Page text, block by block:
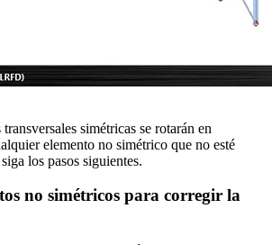
simétricas se rotarán en
elemento no simétrico que no esté
los pasos siguientes.
no simétricos para corregir la